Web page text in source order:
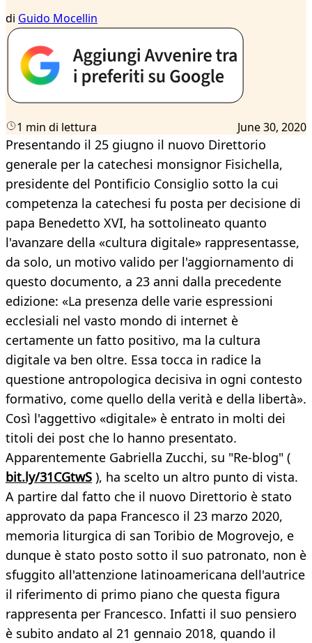
di Guido Mocellin
1 min di lettura June 30, 2020
Presentando il 25 giugno il nuovo Direttorio
generale per la catechesi monsignor Fisichella,
presidente del Pontificio Consiglio sotto la cui
competenza la catechesi fu posta per decisione di
papa Benedetto XVI, ha sottolineato quanto
l'avanzare della «cultura digitale» rappresentasse,
da solo, un motivo valido per l'aggiornamento di
questo documento, a 23 anni dalla precedente
edizione: «La presenza delle varie espressioni
ecclesiali nel vasto mondo di internet è
certamente un fatto positivo, ma la cultura
digitale va ben oltre. Essa tocca in radice la
questione antropologica decisiva in ogni contesto
formativo, come quello della verità e della libertà».
Così l'aggettivo «digitale» è entrato in molti dei
titoli dei post che lo hanno presentato.
Apparentemente Gabriella Zucchi, su "Re-blog" (
bit.ly/31CGtwS ), ha scelto un altro punto di vista.
A partire dal fatto che il nuovo Direttorio è stato
approvato da papa Francesco il 23 marzo 2020,
memoria liturgica di san Toribio de Mogrovejo, e
dunque è stato posto sotto il suo patronato, non è
sfuggito all'attenzione latinoamericana dell'autrice
il riferimento di primo piano che questa figura
rappresenta per Francesco. Infatti il suo pensiero
è subito andato al 21 gennaio 2018, quando il